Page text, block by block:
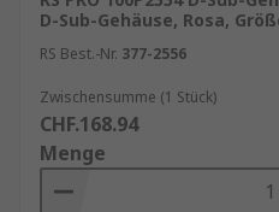
Seiteneingang
D-Sub-Gehäuse, Rosa,
RS Best.-Nr. 377-2556
Zwischensumme (1 Stück)
CHF.168.94
Menge